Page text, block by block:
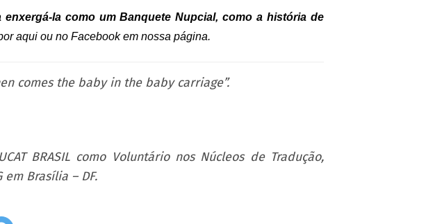
la como um Banquete Nupcial, como a história de
aqui ou no Facebook em nossa página.
comes the baby in the baby carriage”.
BRASIL como Voluntário nos Núcleos de Tradução,
em Brasília – DF.